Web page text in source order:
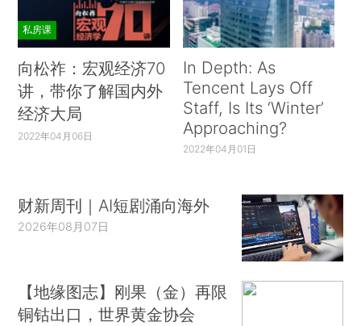
私房课
向松祚：宏观经济70
讲，带你了解国内外
经济大局
2022年04月06日
In Depth: As
Tencent Lays Off
Staff, Is Its ‘Winter’
Approaching?
2022年04月01日
财新周刊｜AI短剧涌向海外
2026年08月07日
【地缘图志】刚果（金）再限
铜钴出口，世界黄金协会